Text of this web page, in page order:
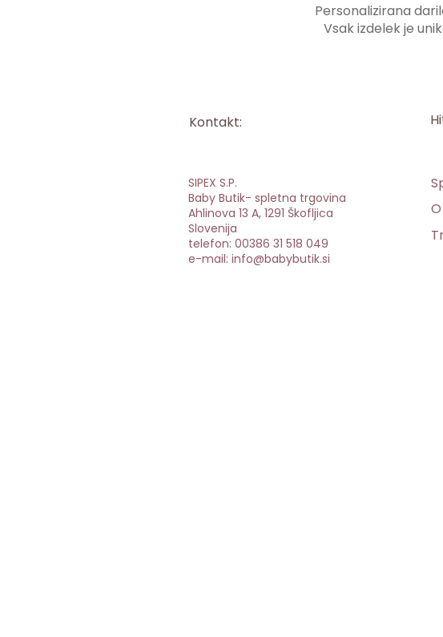
Personalizirana
Vsak izdelek je
Kontakt:
SIPEX S.P.
Baby Butik- spletna trgovina
Ahlinova 13 A, 1291 Škofljica
Slovenija
telefon: 00386 31 518 049
e-mail: info@babybutik.si